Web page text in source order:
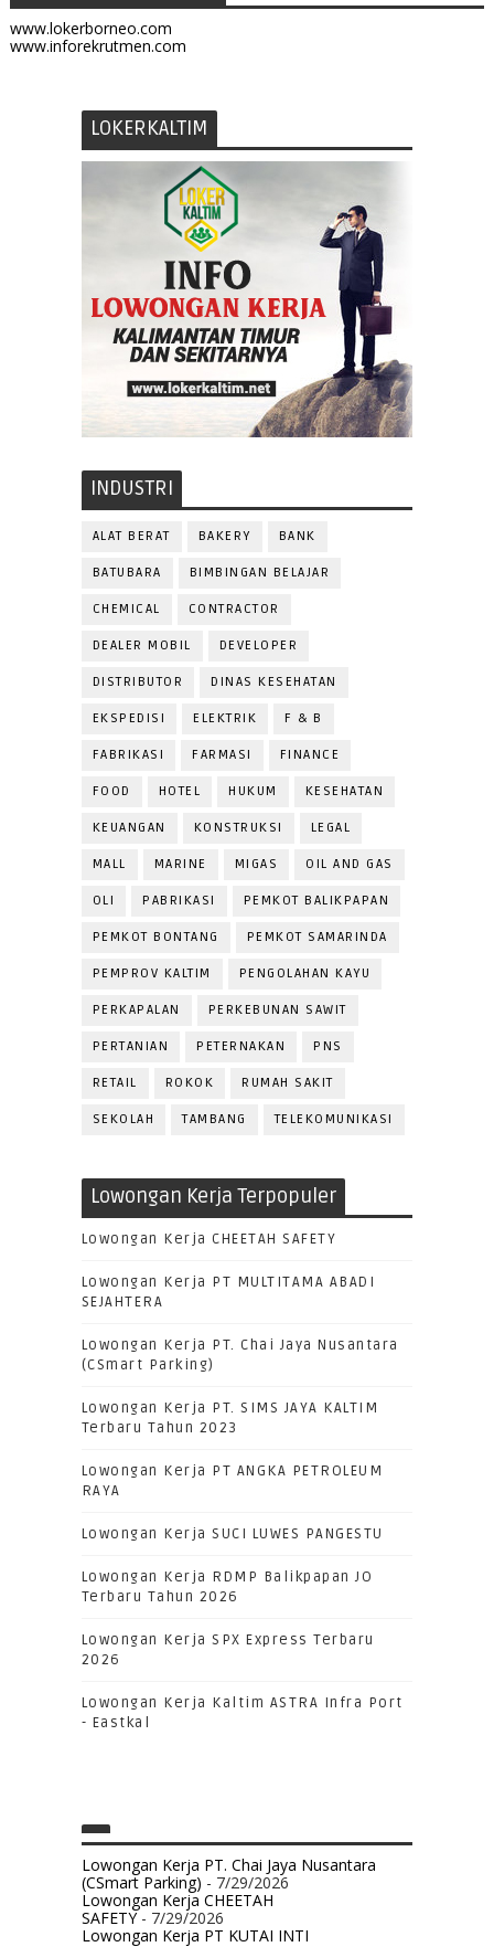
www.lokerborneo.com
www.inforekrutmen.com
LOKERKALTIM
INDUSTRI
ALAT BERAT BAKERY BANK
BATUBARA BIMBINGAN BELAJAR
CHEMICAL CONTRACTOR
DEALER MOBIL DEVELOPER
DISTRIBUTOR DINAS KESEHATAN
EKSPEDISI ELEKTRIK F & B
FABRIKASI FARMASI FINANCE
FOOD HOTEL HUKUM KESEHATAN
KEUANGAN KONSTRUKSI LEGAL
MALL MARINE MIGAS OIL AND GAS
OLI PABRIKASI PEMKOT BALIKPAPAN
PEMKOT BONTANG PEMKOT SAMARINDA
PEMPROV KALTIM PENGOLAHAN KAYU
PERKAPALAN PERKEBUNAN SAWIT
PERTANIAN PETERNAKAN PNS
RETAIL ROKOK RUMAH SAKIT
SEKOLAH TAMBANG TELEKOMUNIKASI
Lowongan Kerja Terpopuler
Lowongan Kerja CHEETAH SAFETY
Lowongan Kerja PT MULTITAMA ABADI
SEJAHTERA
Lowongan Kerja PT. Chai Jaya Nusantara
(CSmart Parking)
Lowongan Kerja PT. SIMS JAYA KALTIM
Terbaru Tahun 2023
Lowongan Kerja PT ANGKA PETROLEUM
RAYA
Lowongan Kerja SUCI LUWES PANGESTU
Lowongan Kerja RDMP Balikpapan JO
Terbaru Tahun 2026
Lowongan Kerja SPX Express Terbaru
2026
Lowongan Kerja Kaltim ASTRA Infra Port
- Eastkal
Lowongan Kerja PT. Chai Jaya Nusantara
(CSmart Parking) - 7/29/2026
Lowongan Kerja CHEETAH
SAFETY- 7/29/2026
Lowongan Kerja PT KUTAI INTI